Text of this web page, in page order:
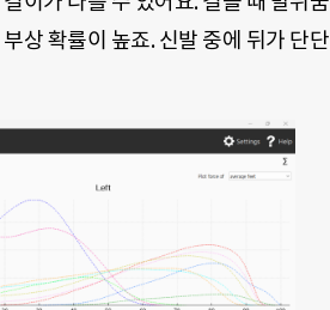
상 확률이 높죠. 신발 중에 뒤가 단단